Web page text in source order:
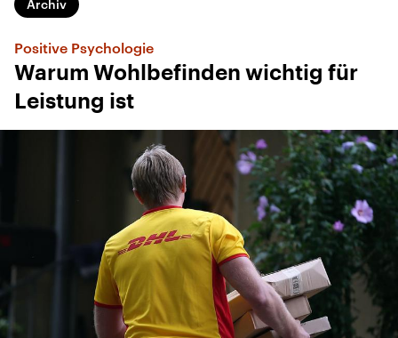
Archiv
Positive Psychologie
Warum Wohlbefinden wichtig für
Leistung ist